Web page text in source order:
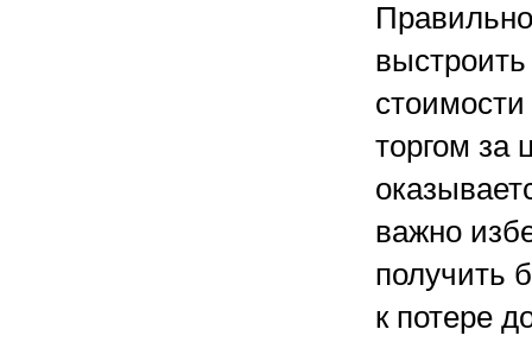
торгом за
важно
получить
к потере